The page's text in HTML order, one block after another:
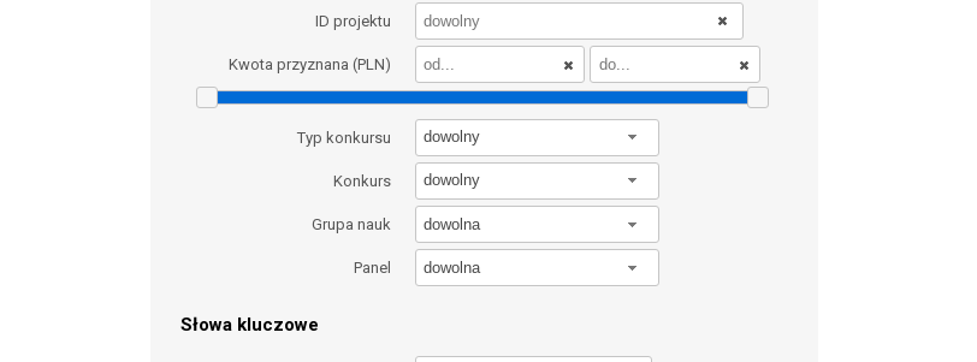
ID projektu
Kwota przyznana (PLN)
Typ konkursu dowolny
Konkurs dowolny
Grupa nauk dowolna
Panel dowolna
Słowa kluczowe